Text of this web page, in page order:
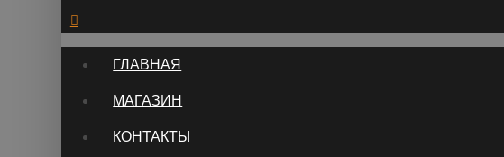
ГЛАВНАЯ
МАГАЗИН
КОНТАКТЫ